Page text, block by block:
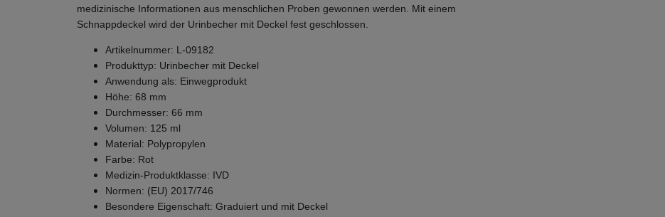
medizinische Informationen aus menschlichen Proben gewonnen werden. Mit einem
Schnappdeckel wird der Urinbecher mit Deckel fest geschlossen.
Artikelnummer: L-09182
Produkttyp: Urinbecher mit Deckel
Anwendung als: Einwegprodukt
Höhe: 68 mm
Durchmesser: 66 mm
Volumen: 125 ml
Material: Polypropylen
Farbe: Rot
Medizin-Produktklasse: IVD
Normen: (EU) 2017/746
Besondere Eigenschaft: Graduiert und mit Deckel